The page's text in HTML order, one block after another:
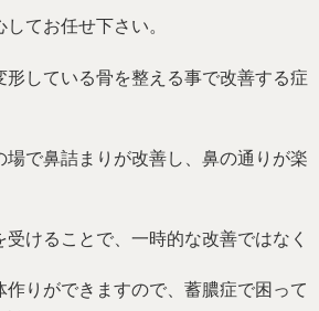
てお任せ下さい。
形している骨を整える事で改善する症
場で鼻詰まりが改善し、鼻の通りが楽
けることで、一時的な改善ではなく
作りができますので、蓄膿症で困って